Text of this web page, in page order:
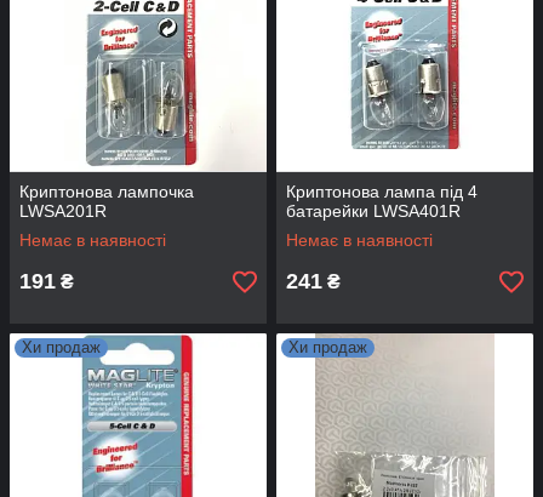
Криптонова лампочка
LWSA201R
Немає в наявності
191 ₴
Криптонова лампа під 4
батарейки LWSA401R
Немає в наявності
241 ₴
Хи продаж Хи продаж